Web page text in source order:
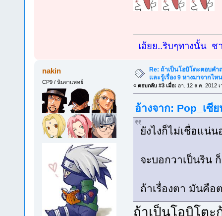
เฮ้ยย..ริบๆทางนั้น ช
nakin
CP9 / นินจาแพทย์
Re: ถ้าเป็นโอบิโตะตอบค
และรู้เรื่อง 9 หางมาจากไ
« ตอบกลับ #3 เมื่อ: อา. 12 ส.ค. 2012
อ้างจาก: Pop_เซี
ยังไงก็ไม่เชื่อแน่
จะบอกวาเป็นริน
ถ้าเรื่องตา มันคือ
ถ้าเป็นโอบิโต